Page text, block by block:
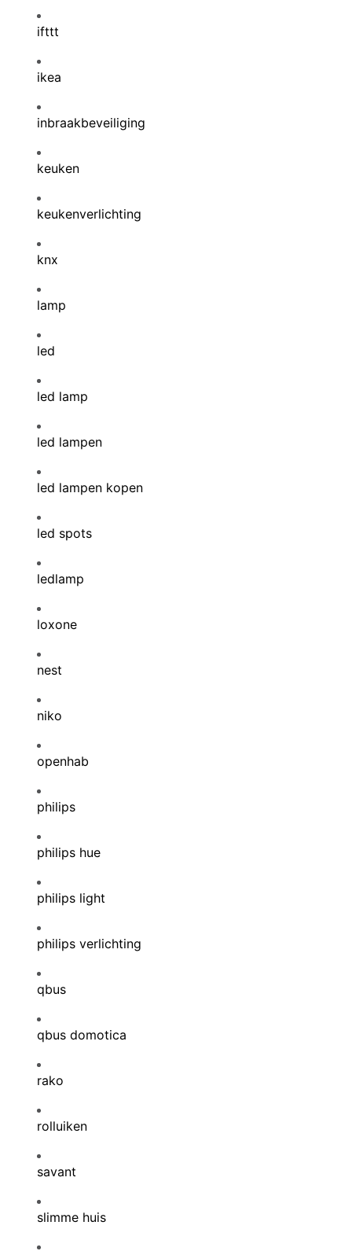
ifttt
ikea
inbraakbeveiliging
keuken
keukenverlichting
knx
lamp
led
led lamp
led lampen
led lampen kopen
led spots
ledlamp
loxone
nest
niko
openhab
philips
philips hue
philips light
philips verlichting
qbus
qbus domotica
rako
rolluiken
savant
slimme huis